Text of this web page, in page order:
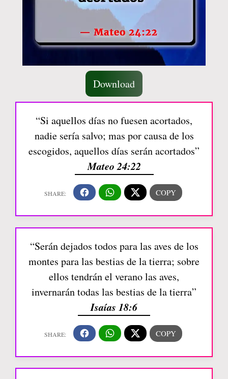
Download
“Si aquellos días no fuesen acortados,
nadie sería salvo; mas por causa de los
escogidos, aquellos días serán acortados”
Mateo 24:22
“Serán dejados todos para las aves de los
montes para las bestias de la tierra; sobre
ellos tendrán el verano las aves,
invernarán todas las bestias de la tierra”
Isaías 18:6